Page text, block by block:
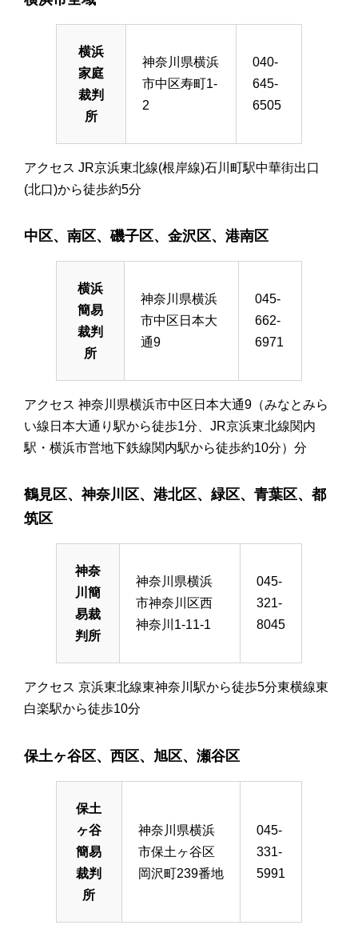
横浜
家庭
裁判
所
神奈川県横浜
市中区寿町1-
2
040-
645-
6505
アクセス JR京浜東北線(根岸線)石川町駅中華街出口
(北口)から徒歩約5分
中区、南区、磯子区、金沢区、港南区
横浜
簡易
裁判
所
神奈川県横浜
市中区日本大
通9
045-
662-
6971
アクセス 神奈川県横浜市中区日本大通9（みなとみら
い線日本大通り駅から徒歩1分、JR京浜東北線関内
駅・横浜市営地下鉄線関内駅から徒歩約10分）分
鶴見区、神奈川区、港北区、緑区、青葉区、都
筑区
神奈
川簡
易裁
判所
神奈川県横浜
市神奈川区西
神奈川1-11-1
045-
321-
8045
アクセス 京浜東北線東神奈川駅から徒歩5分東横線東
白楽駅から徒歩10分
保土ヶ谷区、西区、旭区、瀬谷区
保土
ヶ谷
簡易
裁判
所
神奈川県横浜
市保土ヶ谷区
岡沢町239番地
045-
331-
5991